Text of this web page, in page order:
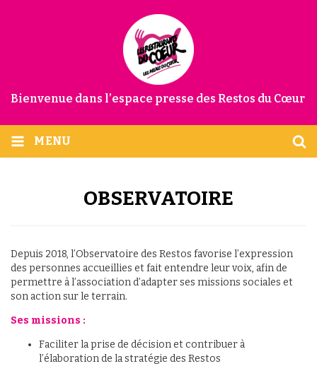
Bienvenue dans l’espace presse des Restos du Cœur
MENU
OBSERVATOIRE
Depuis 2018, l’Observatoire des Restos favorise l’expression
des personnes accueillies et fait entendre leur voix, afin de
permettre à l’association d’adapter ses missions sociales et
son action sur le terrain.
Ses missions :
Faciliter la prise de décision et contribuer à
l’élaboration de la stratégie des Restos